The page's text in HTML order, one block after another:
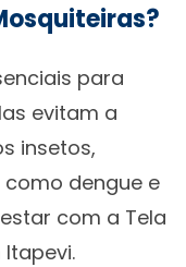
para
evitam a
insetos,
dengue e
com a Tela